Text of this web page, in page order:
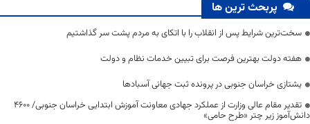
پربحث ترین ها
سخت‌ترین شرایط پس از انقلاب را با اتکای به مردم پشت سر گذاشتیم
هفته دولت بهترین فرصت برای تبیین خدمات نظام و دولت
یشتازی خراسان جنوبی در پرونده ثبت جهانی آسبادها
تقدیر مقام عالی وزارت از عملکرد جهادی معاونت آموزش ابتدایی خراسان جنوبی/ ۴۶۰۰
دانش‌آموز زیر چتر «طرح حامی»